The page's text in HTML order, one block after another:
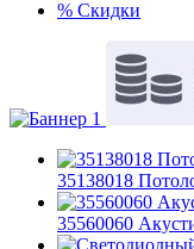
% Скидки
35138018
35560060